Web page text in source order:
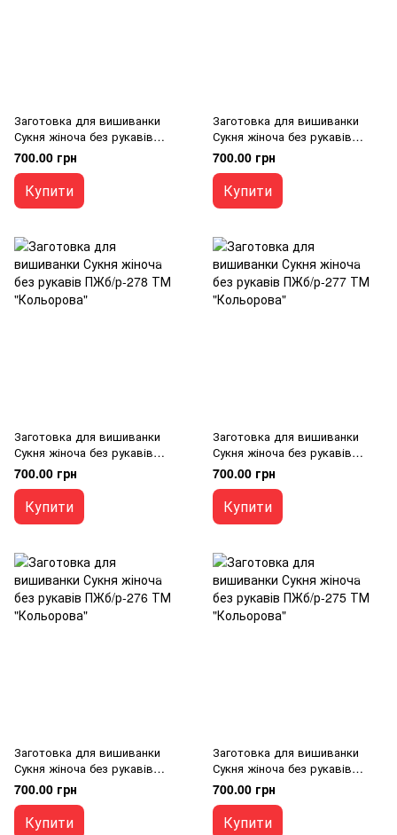
Заготовка для вишиванки
Сукня жіноча без рукавів
ПЖб/р-280 ТМ "Кольорова"
700.00 грн
Купити
Заготовка для вишиванки
Сукня жіноча без рукавів
ПЖб/р-279 ТМ "Кольорова"
700.00 грн
Купити
Заготовка для вишиванки
Сукня жіноча без рукавів
ПЖб/р-278 ТМ "Кольорова"
700.00 грн
Купити
Заготовка для вишиванки
Сукня жіноча без рукавів
ПЖб/р-277 ТМ "Кольорова"
700.00 грн
Купити
Заготовка для вишиванки
Сукня жіноча без рукавів
ПЖб/р-276 ТМ "Кольорова"
700.00 грн
Купити
Заготовка для вишиванки
Сукня жіноча без рукавів
ПЖб/р-275 ТМ "Кольорова"
700.00 грн
Купити